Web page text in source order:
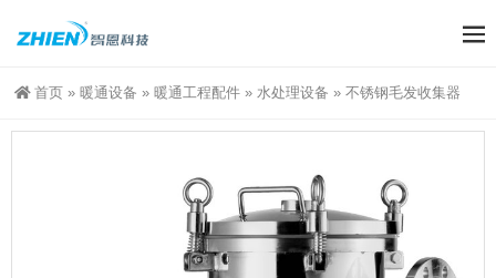
首页 » 暖通设备 » 暖通工程配件 » 水处理设备 » 不锈钢毛发收集器